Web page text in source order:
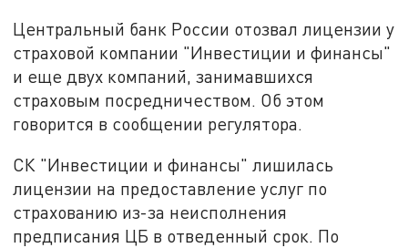
Центральный банк России отозвал лицензии у
страховой компании "Инвестиции и финансы"
и еще двух компаний, занимавшихся
страховым посредничеством. Об этом
говорится в сообщении регулятора.
СК "Инвестиции и финансы" лишилась
лицензии на предоставление услуг по
страхованию из-за неисполнения
предписания ЦБ в отведенный срок. По